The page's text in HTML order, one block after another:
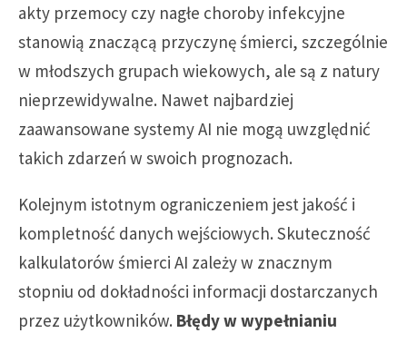
akty przemocy czy nagłe choroby infekcyjne
stanowią znaczącą przyczynę śmierci, szczególnie
w młodszych grupach wiekowych, ale są z natury
nieprzewidywalne. Nawet najbardziej
zaawansowane systemy AI nie mogą uwzględnić
takich zdarzeń w swoich prognozach.
Kolejnym istotnym ograniczeniem jest jakość i
kompletność danych wejściowych. Skuteczność
kalkulatorów śmierci AI zależy w znacznym
stopniu od dokładności informacji dostarczanych
przez użytkowników. Błędy w wypełnianiu